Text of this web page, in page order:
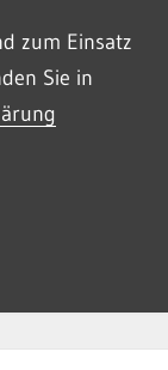
zum Einsatz
Sie in